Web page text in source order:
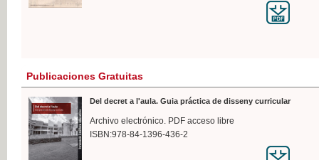
Publicaciones Gratuitas
Del decret a l'aula. Guia práctica de disseny curricular
Archivo electrónico. PDF acceso libre
ISBN:978-84-1396-436-2